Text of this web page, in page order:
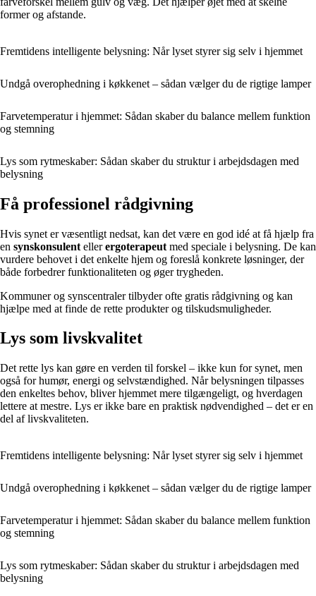
former og afstande.
Fremtidens intelligente belysning: Når lyset styrer sig selv i hjemmet
Undgå overophedning i køkkenet – sådan vælger du de rigtige lamper
Farvetemperatur i hjemmet: Sådan skaber du balance mellem funktion
og stemning
Lys som rytmeskaber: Sådan skaber du struktur i arbejdsdagen med
belysning
Få professionel rådgivning
Hvis synet er væsentligt nedsat, kan det være en god idé at få hjælp fra
en synskonsulent ellerergoterapeut med speciale i belysning. De kan
vurdere behovet i det enkelte hjem og foreslå konkrete løsninger, der
både forbedrer funktionaliteten og øger trygheden.
Kommuner og synscentraler tilbyder ofte gratis rådgivning og kan
hjælpe med at finde de rette produkter og tilskudsmuligheder.
Lys som livskvalitet
Det rette lys kan gøre en verden til forskel – ikke kun for synet, men
også for humør, energi og selvstændighed. Når belysningen tilpasses
den enkeltes behov, bliver hjemmet mere tilgængeligt, og hverdagen
lettere at mestre. Lys er ikke bare en praktisk nødvendighed – det er en
del af livskvaliteten.
Fremtidens intelligente belysning: Når lyset styrer sig selv i hjemmet
Undgå overophedning i køkkenet – sådan vælger du de rigtige lamper
Farvetemperatur i hjemmet: Sådan skaber du balance mellem funktion
og stemning
Lys som rytmeskaber: Sådan skaber du struktur i arbejdsdagen med
belysning